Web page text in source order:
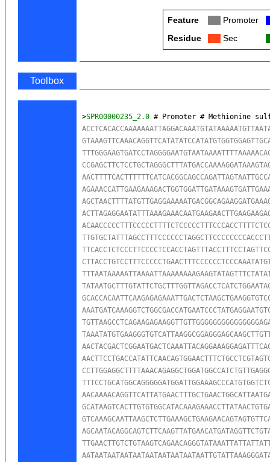
Feature Promoter
Residue
Sec
Toolbox
>SPR00000235_2.0 # Promoter # Methionine